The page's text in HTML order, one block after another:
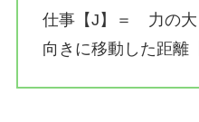
仕事【J】＝ 力の
向きに移動した距離